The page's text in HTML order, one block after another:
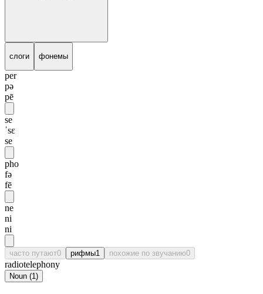
слоги фонемы
per
pə
pē
se
ˈsɛ
se
pho
fə
fē
ne
ni
ni
часто путают0 рифмы1 похожие по звучанию0
radiotelephony
Noun (1)